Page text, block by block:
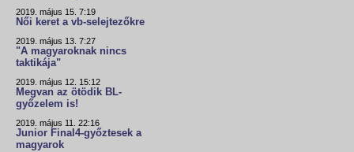
2019. május 15. 7:19
Női keret a vb-selejtezőkre
2019. május 13. 7:27
"A magyaroknak nincs
taktikája"
2019. május 12. 15:12
Megvan az ötödik BL-
győzelem is!
2019. május 11. 22:16
Junior Final4-győztesek a
magyarok